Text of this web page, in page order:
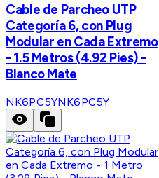
Cable de Parcheo UTP
Categoría 6, con Plug
Modular en Cada Extremo
- 1.5 Metros (4.92 Pies) -
Blanco Mate
NK6PC5YNK6PC5Y